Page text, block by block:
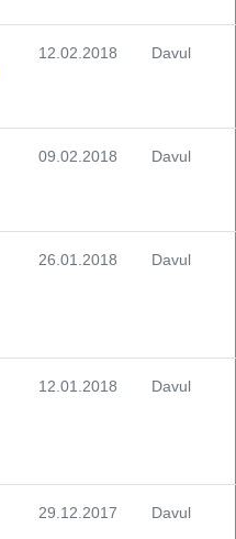
12.02.2018 Davul
09.02.2018 Davul
26.01.2018 Davul
12.01.2018 Davul
29.12.2017 Davul